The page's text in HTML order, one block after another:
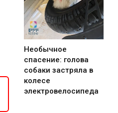
Необычное
спасение: голова
собаки застряла в
колесе
электровелосипеда